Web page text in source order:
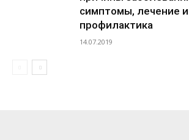
симптомы, лечение и
профилактика
14.07.2019